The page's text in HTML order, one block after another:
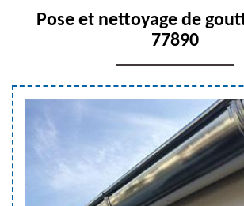
Pose et nettoyage de
77890